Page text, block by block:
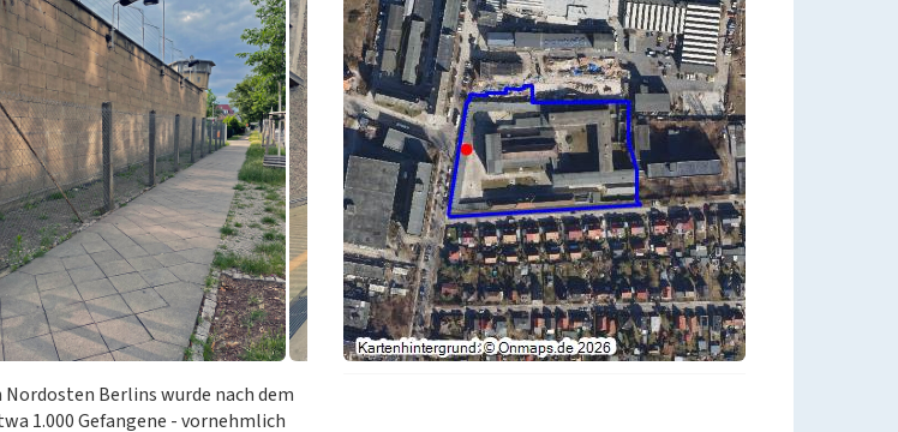
Berlins wurde nach dem
1.000 Gefangene - vornehmlich